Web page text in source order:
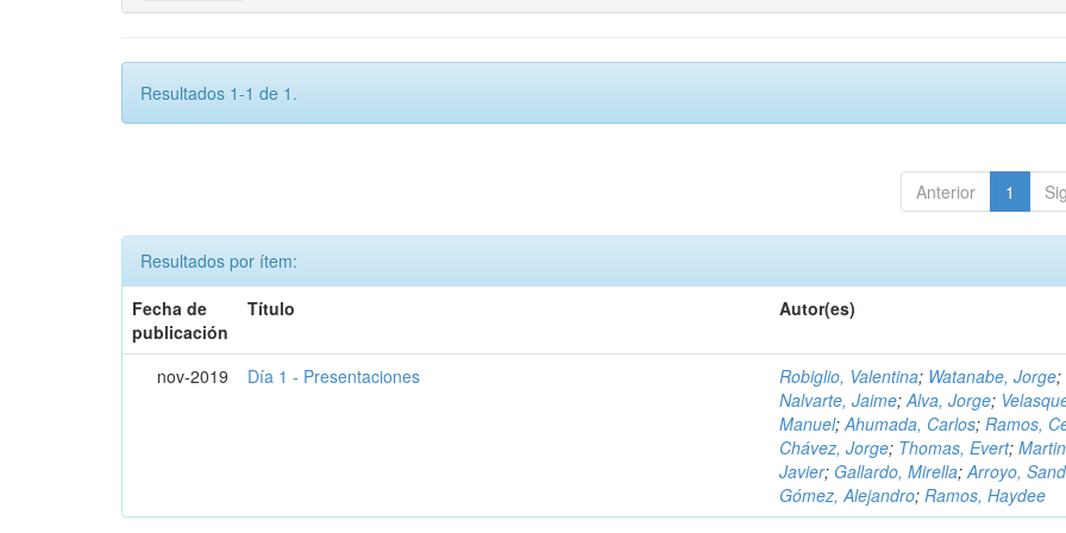
Resultados 1-1 de 1.
Anterior 1
Resultados por ítem:
Fecha de
publicación
Título Autor(es)
nov-2019 Día 1 - Presentaciones Robiglio, Valentina; Watanabe, Jorge;
Nalvarte, Jaime;Alva, Jorge;
Manuel;Ahumada, Carlos;Ramos,
Chávez, Jorge; Thomas, Evert;
Javier; Gallardo, Mirella;Arroyo,
Gómez, Alejandro;Ramos, Haydee